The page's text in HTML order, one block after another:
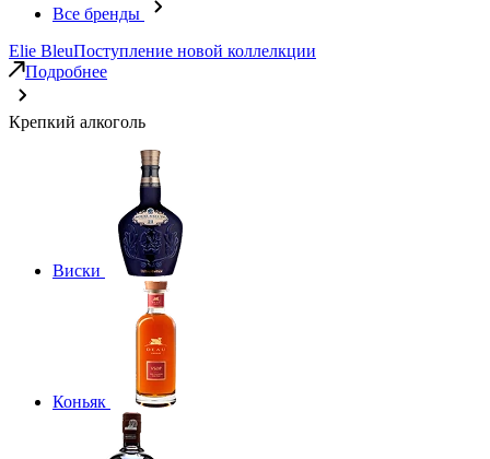
Все бренды
Elie BleuПоступление новой коллелкции
Подробнее
Крепкий алкоголь
Виски
Коньяк